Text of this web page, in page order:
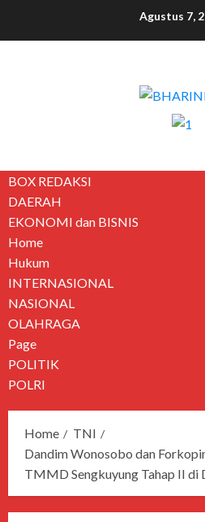
Agustus 7,
BOX REDAKSI
DAERAH
EKONOMI dan BISNIS
Home
Hukum
INTERNASIONAL
NASIONAL
OLAHRAGA
Page
POLITIK
POLRI
Home
TNI
Dandim Wonosobo dan
TMMD Sengkuyung Tahap II di